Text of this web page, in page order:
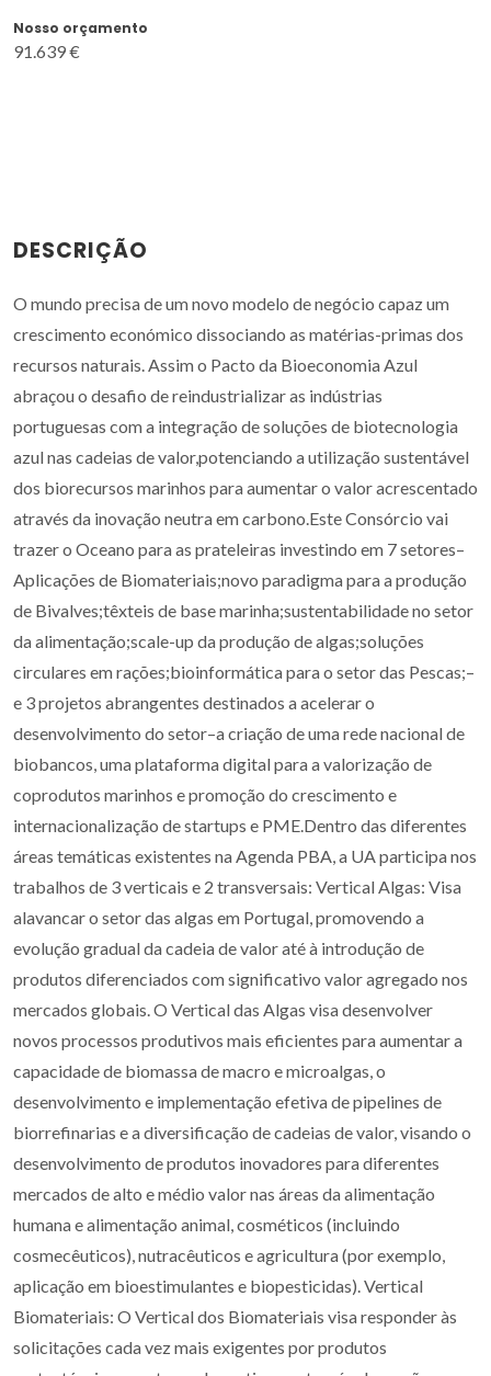
Nosso orçamento
91.639 €
DESCRIÇÃO
O mundo precisa de um novo modelo de negócio capaz um
crescimento económico dissociando as matérias-primas dos
recursos naturais. Assim o Pacto da Bioeconomia Azul
abraçou o desafio de reindustrializar as indústrias
portuguesas com a integração de soluções de biotecnologia
azul nas cadeias de valor,potenciando a utilização sustentável
dos biorecursos marinhos para aumentar o valor acrescentado
através da inovação neutra em carbono.Este Consórcio vai
trazer o Oceano para as prateleiras investindo em 7 setores–
Aplicações de Biomateriais;novo paradigma para a produção
de Bivalves;têxteis de base marinha;sustentabilidade no setor
da alimentação;scale-up da produção de algas;soluções
circulares em rações;bioinformática para o setor das Pescas;–
e 3 projetos abrangentes destinados a acelerar o
desenvolvimento do setor–a criação de uma rede nacional de
biobancos, uma plataforma digital para a valorização de
coprodutos marinhos e promoção do crescimento e
internacionalização de startups e PME.Dentro das diferentes
áreas temáticas existentes na Agenda PBA, a UA participa nos
trabalhos de 3 verticais e 2 transversais: Vertical Algas: Visa
alavancar o setor das algas em Portugal, promovendo a
evolução gradual da cadeia de valor até à introdução de
produtos diferenciados com significativo valor agregado nos
mercados globais. O Vertical das Algas visa desenvolver
novos processos produtivos mais eficientes para aumentar a
capacidade de biomassa de macro e microalgas, o
desenvolvimento e implementação efetiva de pipelines de
biorrefinarias e a diversificação de cadeias de valor, visando o
desenvolvimento de produtos inovadores para diferentes
mercados de alto e médio valor nas áreas da alimentação
humana e alimentação animal, cosméticos (incluindo
cosmecêuticos), nutracêuticos e agricultura (por exemplo,
aplicação em bioestimulantes e biopesticidas). Vertical
Biomateriais: O Vertical dos Biomateriais visa responder às
solicitações cada vez mais exigentes por produtos